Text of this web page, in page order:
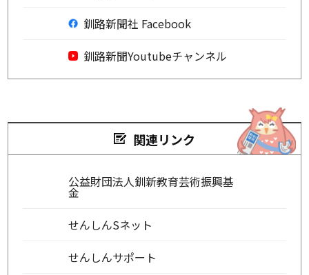
釧路新聞社 Facebook
釧路新聞Youtubeチャンネル
関連リンク
公益財団法人釧新教育芸術振興基
金
せんしんSネット
せんしんサポート